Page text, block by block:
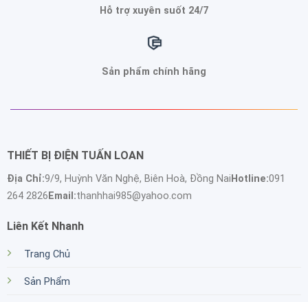
Hỗ trợ xuyên suốt 24/7
Sản phẩm chính hãng
THIẾT BỊ ĐIỆN TUẤN LOAN
Địa Chỉ:9/9, Huỳnh Văn Nghệ, Biên Hoà, Đồng Nai Hotline:091
264 2826 Email:thanhhai985@yahoo.com
Liên Kết Nhanh
Trang Chủ
Sản Phẩm